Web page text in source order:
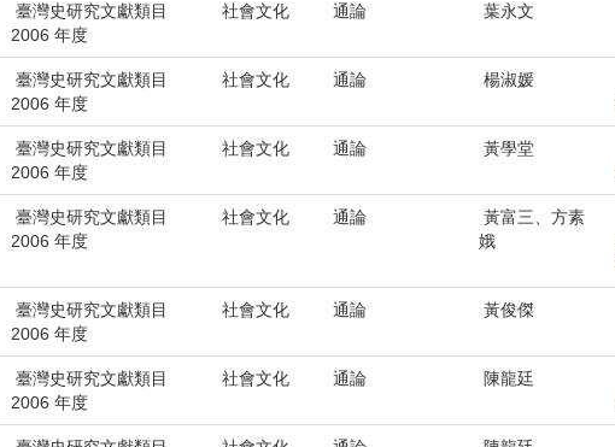
臺灣史研究文獻類目
2006 年度
社會文化 通論 葉永文
臺灣史研究文獻類目
2006 年度
社會文化 通論 楊淑媛
臺灣史研究文獻類目
2006 年度
社會文化 通論 黃學堂
臺灣史研究文獻類目
2006 年度
社會文化 通論
黃富三、方素
娥
臺灣史研究文獻類目
2006 年度
社會文化 通論 黃俊傑
臺灣史研究文獻類目
2006 年度
社會文化 通論 陳龍廷